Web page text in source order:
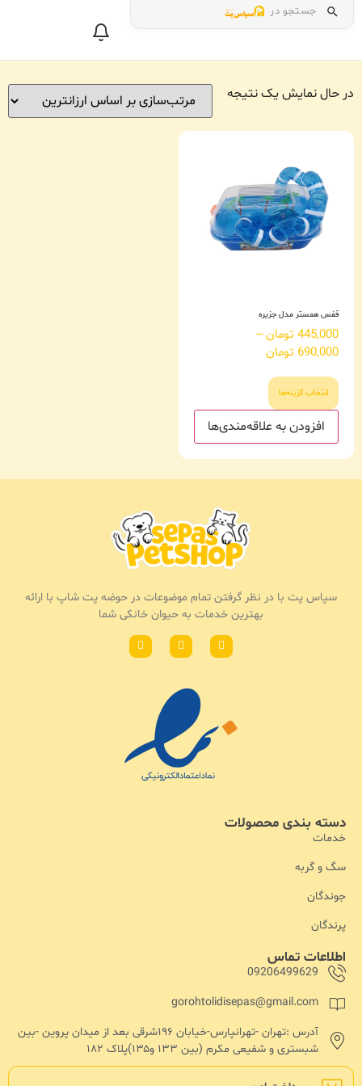
جستجو در
در حال نمایش یک نتیجه
قفس همستر مدل جزیره
445,000 تومان–
690,000 تومان
انتخاب گزینه‌ها
افزودن به علاقه‌مندی‌ها
اطلاعات تماس
09206499629
gorohtolidisepas@gmail.com
آدرس :تهران -تهرانپارس-خیابان ۱۹۶شرقی بعد از میدان پروین -بین
شبستری و شفیعی مکرم (بین ۱۳۳ و۱۳۵)پلاک ۱۸۲
دسته بندی محصولات
خدمات
سگ و گربه
جوندگان
پرندگان
سپاس پت با در نظر گرفتن تمام موضوعات در حوضه پت شاپ با ارائه
بهترین خدمات به حیوان خانکی شما